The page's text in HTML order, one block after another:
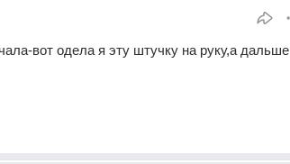
вот одела я эту штучку на руку,а дальше